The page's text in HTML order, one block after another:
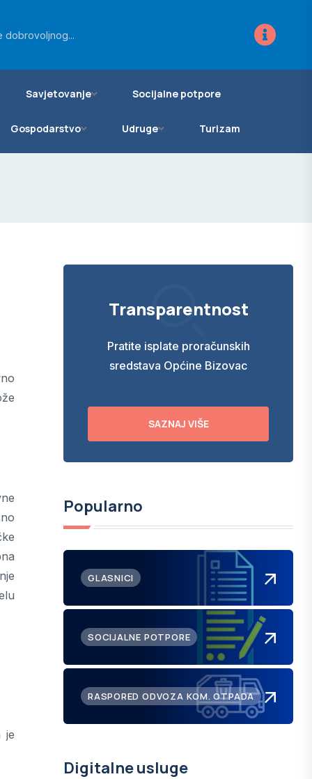
dobrovoljnog...
Savjetovanje Socijalne potpore
Gospodarstvo Udruge Turizam
je
Transparentnost
Pratite isplate proračunskih
sredstava Općine Bizovac
SAZNAJ VIŠE
Popularno
GLASNICI
SOCIJALNE POTPORE
RASPORED ODVOZA KOM. OTPADA
Digitalne usluge